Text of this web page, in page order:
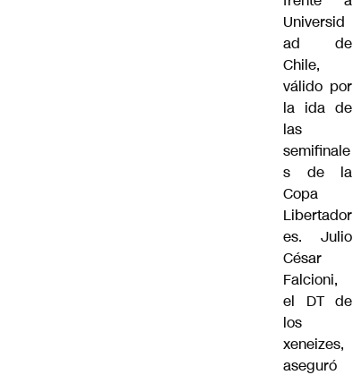
Universid
ad de
Chile,
válido por
la ida de
las
semifinale
s de la
Copa
Libertador
es. Julio
César
Falcioni,
el DT de
los
xeneizes,
aseguró